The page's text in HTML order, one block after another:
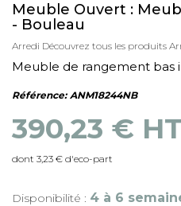
Meuble Ouvert :
- Bouleau
Arredi Découvrez tous les produits
Meuble de rangement bas
Référence: ANM18244NB
390,23 € HT
dont 3,23 € d'eco-part
Disponibilité : 4 à 6